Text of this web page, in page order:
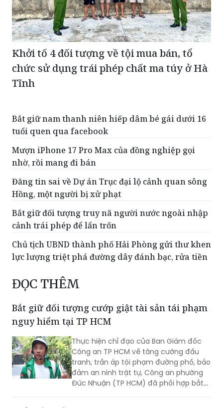
Khởi tố 4 đối tượng về tội mua bán, tổ
Tĩnh
Bắt giữ nam thanh niên hiếp dâm bé gái dưới 16
tuổi quen qua facebook
Mượn iPhone 17 Pro Max của đồng nghiệp gọi
nhờ, rồi mang đi bán
Đăng tin sai về Dự án Trục đại lộ cảnh quan sông
Hồng, một người bị xử phạt
Bắt giữ đối tượng truy nã người nước ngoài nhập
cảnh trái phép để lẩn trốn
Chủ tịch UBND thành phố Hải Phòng gửi thư khen
lực lượng triệt phá đường dây đánh bạc, rửa tiền
ĐỌC THÊM
Bắt giữ đối tượng cướp giật tài sản tái phạm
nguy hiểm tại TP HCM
Thực hiện chỉ đạo của Ban Giám đốc
Công an TP HCM về tăng cường đấu